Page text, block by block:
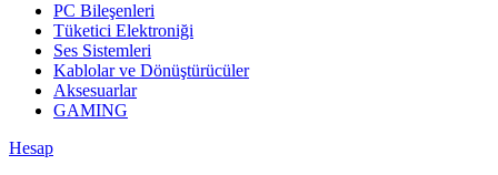
PC Bileşenleri
Tüketici Elektroniği
Ses Sistemleri
Kablolar ve Dönüştürücüler
Aksesuarlar
GAMING
Hesap